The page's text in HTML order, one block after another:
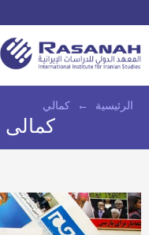
الرئيسية ← كمالي
كمالي